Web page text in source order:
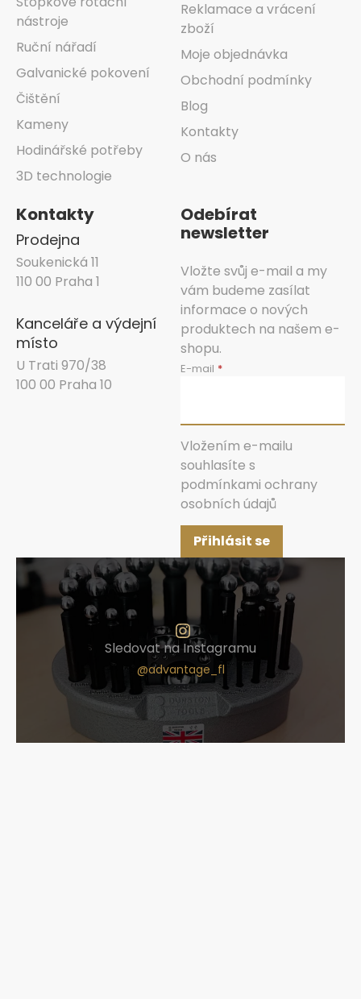
nástroje
Ruční nářadí
Galvanické pokovení
Čištění
Kameny
Hodinářské potřeby
3D technologie
Reklamace a vrácení
zboží
Moje objednávka
Obchodní podmínky
Blog
Kontakty
O nás
Kontakty
Prodejna
Soukenická 11
110 00 Praha 1
Kanceláře a výdejní
místo
U Trati 970/38
100 00 Praha 10
Odebírat
newsletter
Vložte svůj e-mail a my
vám budeme zasílat
informace o nových
produktech na našem e-
shopu.
E-mail
Vložením e-mailu
souhlasíte s
podmínkami ochrany
osobních údajů
Přihlásit se
Sledovat na Instagramu